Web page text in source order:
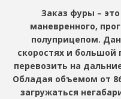
Заказ фуры –
маневренного,
полуприцепом.
скоростях и большой
перевозить на
Обладая объемом от
загружаться